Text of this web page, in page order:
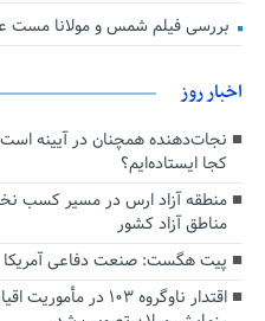
بررسی فیلم شمس و مولانا
اخبار روز
کجا ایستاده‌ایم؟
منطقه آزاد ارس در مسیر کسب
مناطق آزاد کشور
پیت هگست: صنعت دفاعی آمریکا